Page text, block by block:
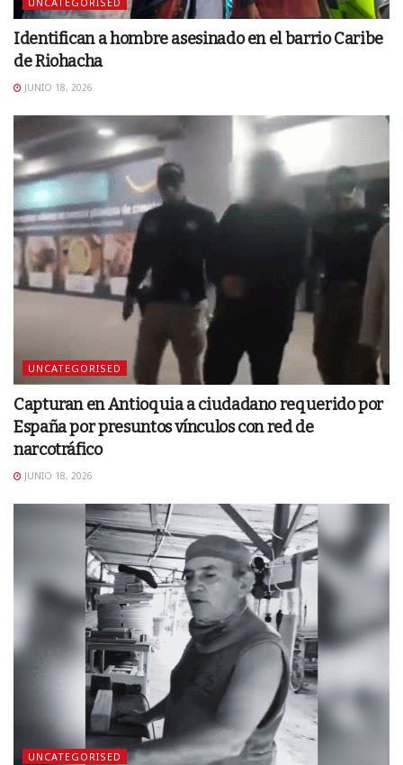
Identifican a hombre asesinado en el barrio Caribe
de Riohacha
JUNIO 18, 2026
UNCATEGORISED
Capturan en Antioquia a ciudadano requerido por
España por presuntos vínculos con red de
narcotráfico
JUNIO 18, 2026
UNCATEGORISED